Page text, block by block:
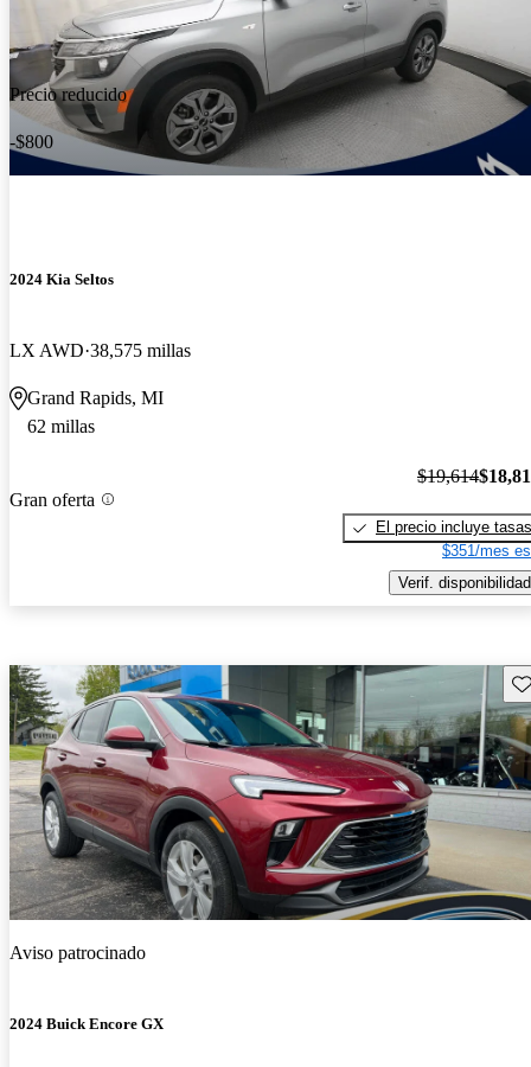
Precio reducido
-$800
2024 Kia Seltos
LX AWD 38,575 millas
Grand Rapids, MI
62 millas
Gran oferta
$19,614
El precio incluye tasas
$351/mes
Verif. disponibilidad
Aviso patrocinado
2024 Buick Encore GX